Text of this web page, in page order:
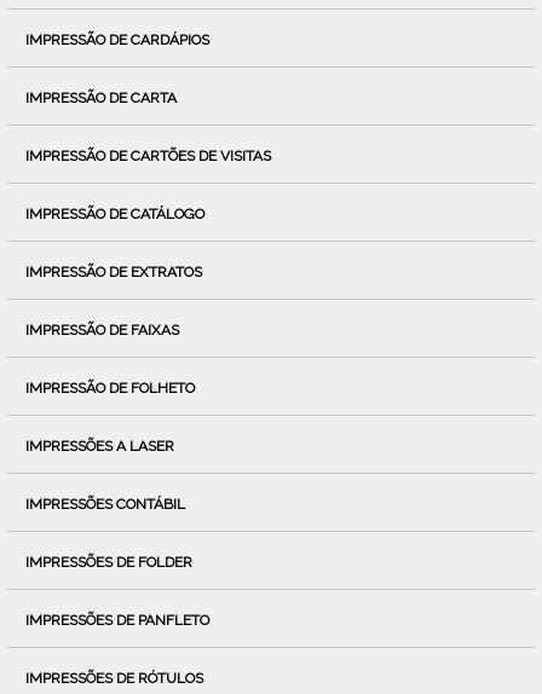
IMPRESSÃO DE CARDÁPIOS
IMPRESSÃO DE CARTA
IMPRESSÃO DE CARTÕES DE VISITAS
IMPRESSÃO DE CATÁLOGO
IMPRESSÃO DE EXTRATOS
IMPRESSÃO DE FAIXAS
IMPRESSÃO DE FOLHETO
IMPRESSÕES A LASER
IMPRESSÕES CONTÁBIL
IMPRESSÕES DE FOLDER
IMPRESSÕES DE PANFLETO
IMPRESSÕES DE RÓTULOS